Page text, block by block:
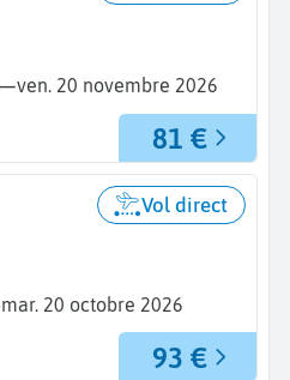
ven. 20 novembre 2026
81 €
mar. 20 octobre 2026
Vol direct
93 €